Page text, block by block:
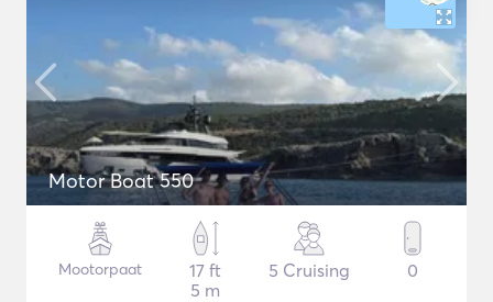
Motor Boat 550
Mootorpaat
17 ft
5 m
5 Cruising 0